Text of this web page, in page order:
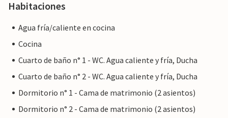
Habitaciones
Agua fría/caliente en cocina
Cocina
Cuarto de baño n° 1 - WC. Agua caliente y fría, Ducha
Cuarto de baño n° 2 - WC. Agua caliente y fría, Ducha
Dormitorio n° 1 - Cama de matrimonio (2 asientos)
Dormitorio n° 2 - Cama de matrimonio (2 asientos)